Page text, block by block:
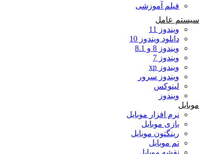
فیلم آموزشی
سیستم عامل
ویندوز 11
دانلود ویندوز 10
ویندوز 8 و 8.1
ویندوز 7
ویندوز xp
ویندوز سرور
لینوکس
ویندوز
نرم افزار موبایل
بازی موبایل
رینگتون موبایل
تم موبایل
نقشه موبایل